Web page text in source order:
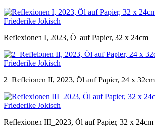
Friederike Jokisch
Reflexionen I, 2023, Öl auf Papier, 32 x 24cm
Friederike Jokisch
2_Refleionen II, 2023, Öl auf Papier, 24 x 32cm
Friederike Jokisch
Reflexionen III_2023, Öl auf Papier, 32 x 24cm